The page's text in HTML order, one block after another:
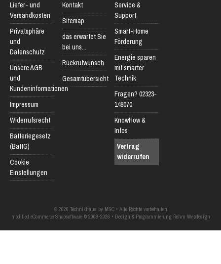
Liefer- und
Versandkosten
Privatsphäre
und
Datenschutz
Unsere AGB
und
Kundeninformationen
Impressum
Widerrufsrecht
Batteriegesetz
(BattG)
Cookie
Einstellungen
Kontakt
Sitemap
das erwartet Sie
bei uns...
Rückrufwunsch
Gesamtübersicht
Service &
Support
Smart-Home
Förderung
Energie sparen
mit smarter
Technik
Fragen? 02323-
148070
KnowHow &
Infos
Vertrag
widerrufen
© 2026 Technikhaus by MSC • Alle Rechte vorbehalten
modified eCommerce Shopsoftware © 2009-2026 • Design & Programmierung Rehm Webdesign